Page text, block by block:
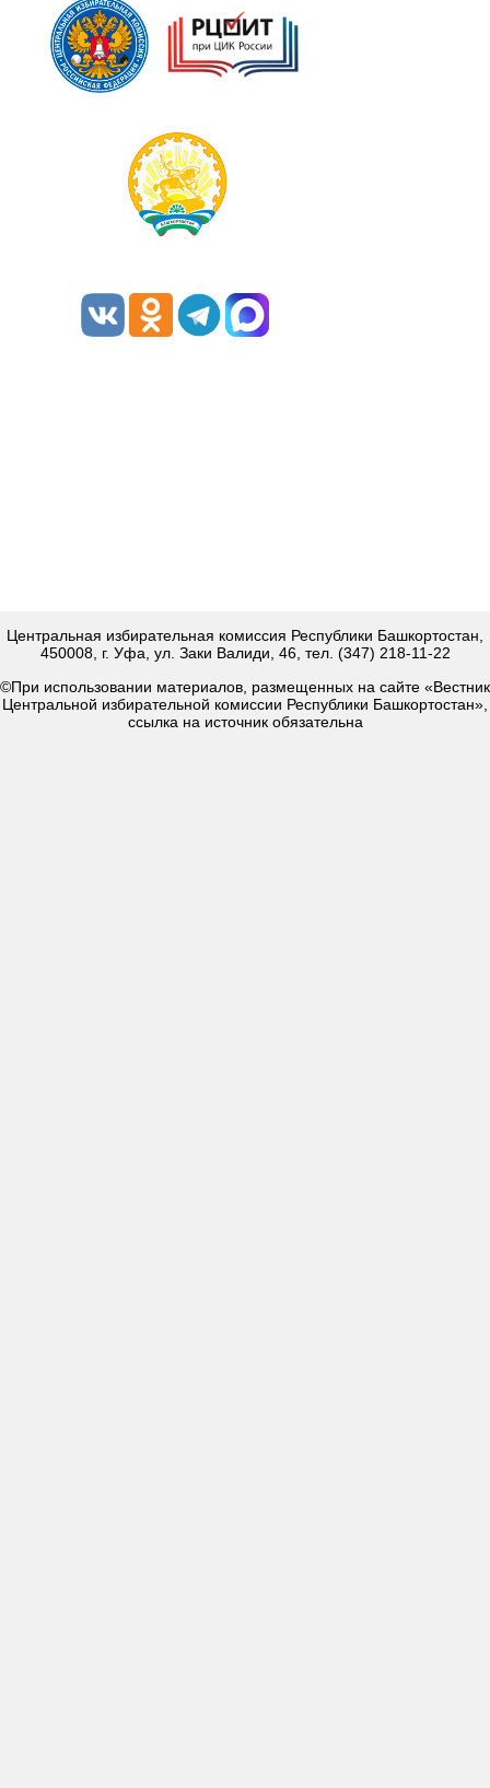
Центральная избирательная комиссия Республики Башкортостан,
450008, г. Уфа, ул. Заки Валиди, 46, тел. (347) 218-11-22
©При использовании материалов, размещенных на сайте «Вестник
Центральной избирательной комиссии Республики Башкортостан»,
ссылка на источник обязательна